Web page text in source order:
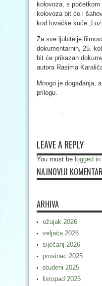
kolovoza, s
kolovoza bit će i
kod lovačke kuće
Za sve ljubitelje
dokumentarnih, 25.
bit će prikazan
autora Rasima
Mnogo je događanja,
prilogu.
LEAVE A REPLY
You must be logged in
NAJNOVIJI
ARHIVA
ožujak 2026
veljača 2026
siječanj 2026
prosinac 2025
studeni 2025
listopad 2025